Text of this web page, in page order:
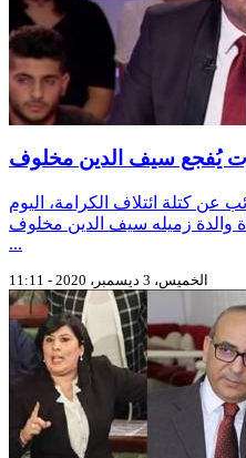
يُفجع سيف الدين مخلوف
عن كتلة ائتلاف الكرامة، اليوم
2020، عن وفاة والدة زميله سيف الدين مخلوف
...
الخميس، 3 ديسمبر، 2020 - 11:11